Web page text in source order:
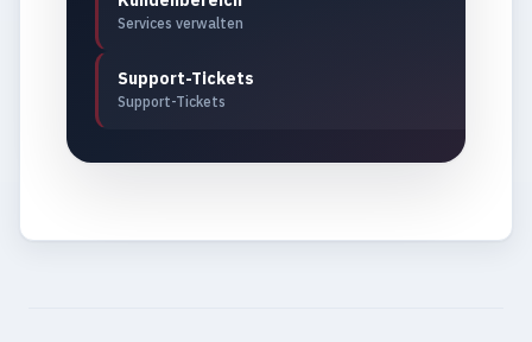
Services verwalten
Support-Tickets
Support-Tickets